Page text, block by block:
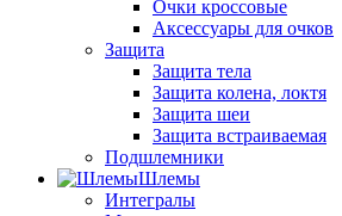
Очки кроссовые
Аксессуары для очков
Защита
Защита тела
Защита колена, локтя
Защита шеи
Защита встраиваемая
Подшлемники
Шлемы
Интегралы